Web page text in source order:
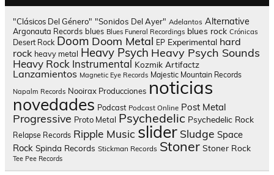
"Clásicos Del Género" "Sonidos Del Ayer" Adelantos Alternative
Argonauta Records blues Blues Funeral Recordings blues rock Crónicas
Desert Rock Doom Doom Metal EP Experimental hard
rock heavy metal Heavy Psych Heavy Psych Sounds
Heavy Rock Instrumental Kozmik Artifactz
Lanzamientos Magnetic Eye Records Majestic Mountain Records
Napalm Records Nooirax Producciones noticias
novedades Podcast Podcast Online Post Metal
Progressive Proto Metal Psychedelic Psychedelic Rock
Relapse Records Ripple Music slider Sludge Space
Rock Spinda Records Stickman Records Stoner Stoner Rock
Tee Pee Records